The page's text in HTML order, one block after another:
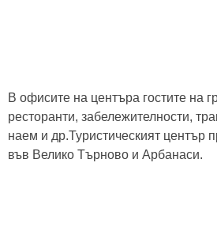
В офисите на центъра гостите на
ресторанти, забележителности,
наем и др.Туристическият център
във Велико Търново и Арбанаси.